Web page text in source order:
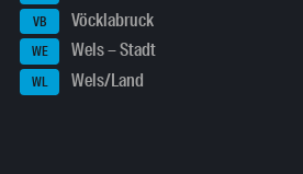
VB Vöcklabruck
WE Wels – Stadt
WL Wels/Land